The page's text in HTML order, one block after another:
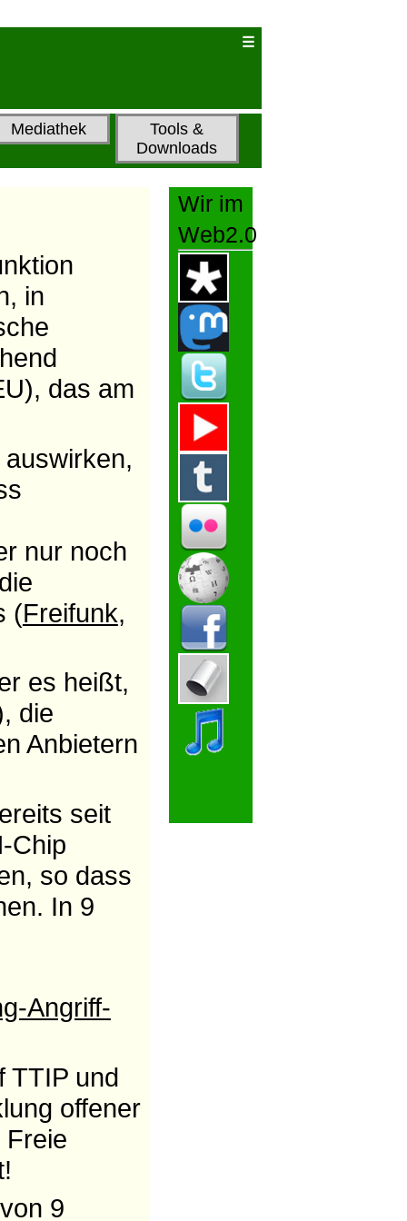
Mediathek
Tools &
Downloads
in
das am
nur noch
(Freifunk,
es heißt,
die
Anbietern
seit
Chip
so dass
In 9
Angriff-
TTIP und
offener
9
Wir im
Web2.0